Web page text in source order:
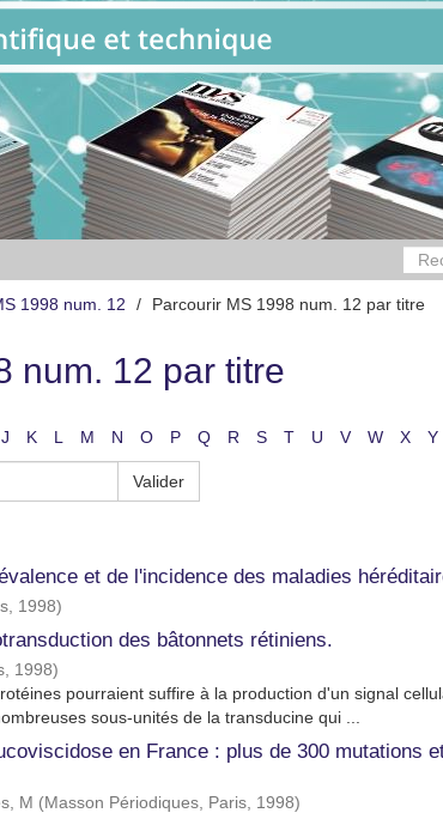
1998 num. 12 Parcourir MS 1998 num. 12 par titre
num. 12 par titre
J K L M N O P Q R S T U V W X Y
Valider
et de l'incidence des maladies
, 1998)
des bâtonnets rétiniens.
, 1998)
pourraient suffire à la production d'un signal
sous-unités de la transducine qui ...
en France : plus de 300 mutations
M (Masson Périodiques, Paris, 1998)